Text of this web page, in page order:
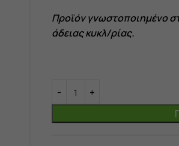
Προϊόν γνωστοποιημένο
άδειας κυκλ/ρίας.